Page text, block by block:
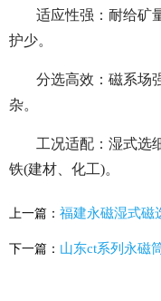
适应性强：耐给矿
护少。
分选高效：磁系场
杂。
工况适配：湿式选
铁(建材、化工)。
上一篇： 福建永磁湿式磁
下一篇： 山东ct系列永磁